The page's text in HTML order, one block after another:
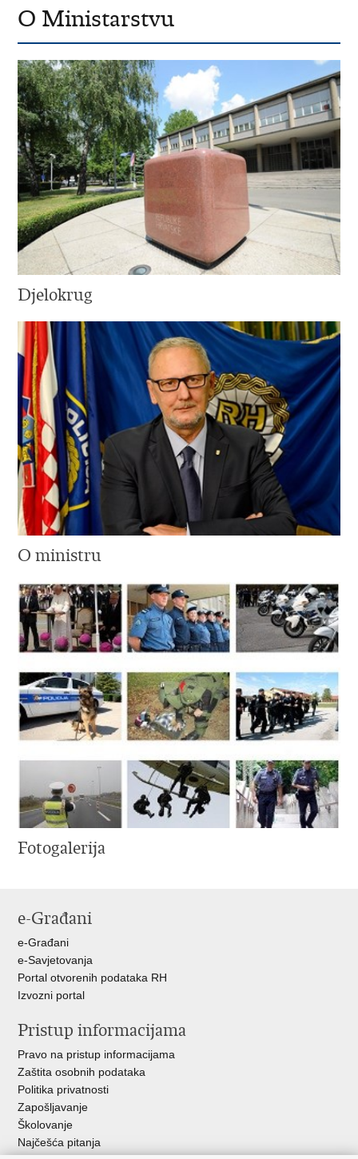
O Ministarstvu
Djelokrug
O ministru
Fotogalerija
e-Građani
e-Građani
e-Savjetovanja
Portal otvorenih podataka RH
Izvozni portal
Pristup informacijama
Pravo na pristup informacijama
Zaštita osobnih podataka
Politika privatnosti
Zapošljavanje
Školovanje
Najčešća pitanja